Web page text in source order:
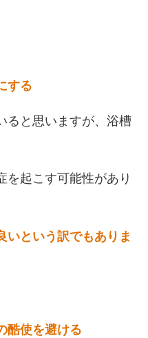
する
ると思いますが、浴槽
を起こす可能性があり
いという訳でもありま
酷使を避ける